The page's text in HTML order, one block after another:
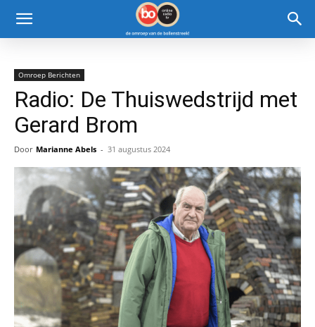
Omroep Berichten
Radio: De Thuiswedstrijd met
Gerard Brom
Door Marianne Abels - 31 augustus 2024